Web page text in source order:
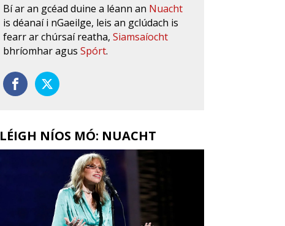
Bí ar an gcéad duine a léann an Nuacht
is déanaí i nGaeilge, leis an gclúdach is
fearr ar chúrsaí reatha,Siamsaíocht
bhríomhar agusSpórt.
LÉIGH NÍOS MÓ: NUACHT